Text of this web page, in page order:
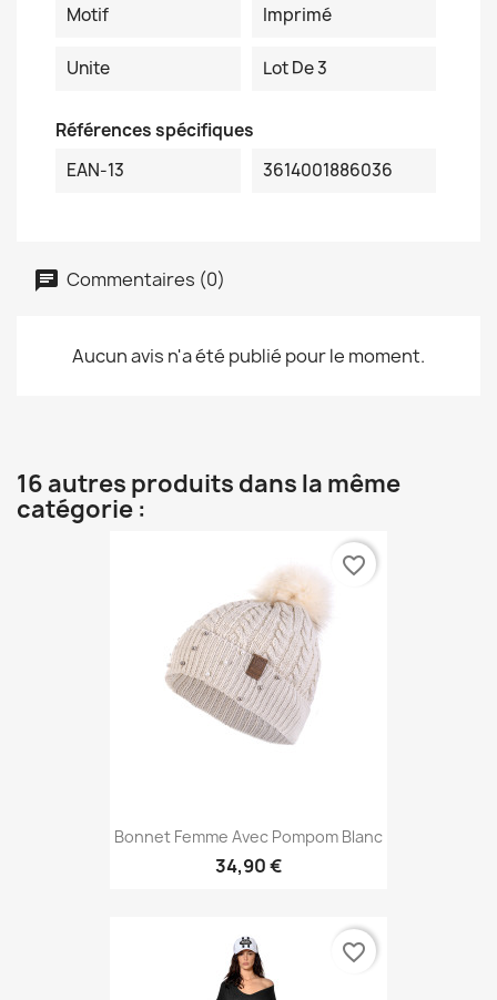
Motif Imprimé
Unite Lot De 3
Références spécifiques
EAN-13
3614001886036
Commentaires (0)
Aucun avis n'a été publié pour le moment.
16 autres produits dans la même
catégorie :
Bonnet Femme Avec Pompom Blanc
34,90 €
favorite_border
favorite_border